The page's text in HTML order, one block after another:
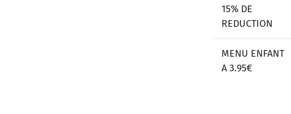
15% DE
REDUCTION
MENU ENFANT
A 3.95€